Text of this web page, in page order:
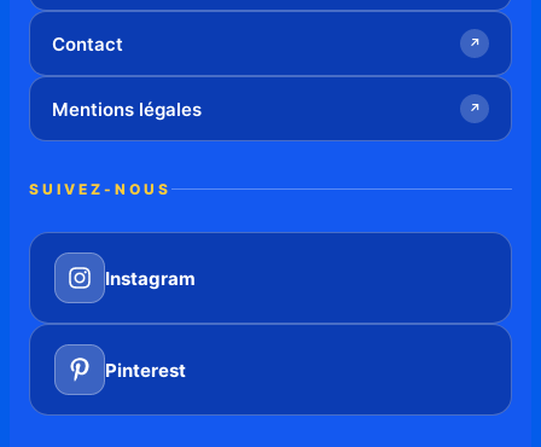
Contact ↗
Mentions légales ↗
SUIVEZ-NOUS
Instagram
Pinterest